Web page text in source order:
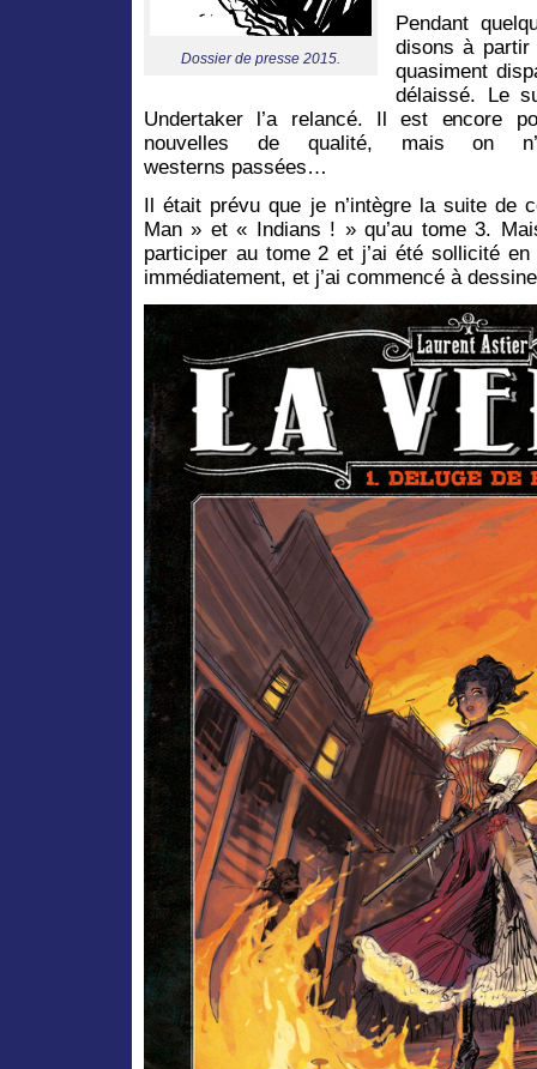
Dossier de presse 2015.
Pendant
disons à
quasiment
délaissé. Le
Undertaker l’a relancé. Il est encore
nouvelles de qualité, mais on
westerns passées…
Il était prévu que je n’intègre la suite de
Man » et « Indians ! » qu’au tome 3.
participer au tome 2 et j’ai été sollicité en
immédiatement, et j’ai commencé à